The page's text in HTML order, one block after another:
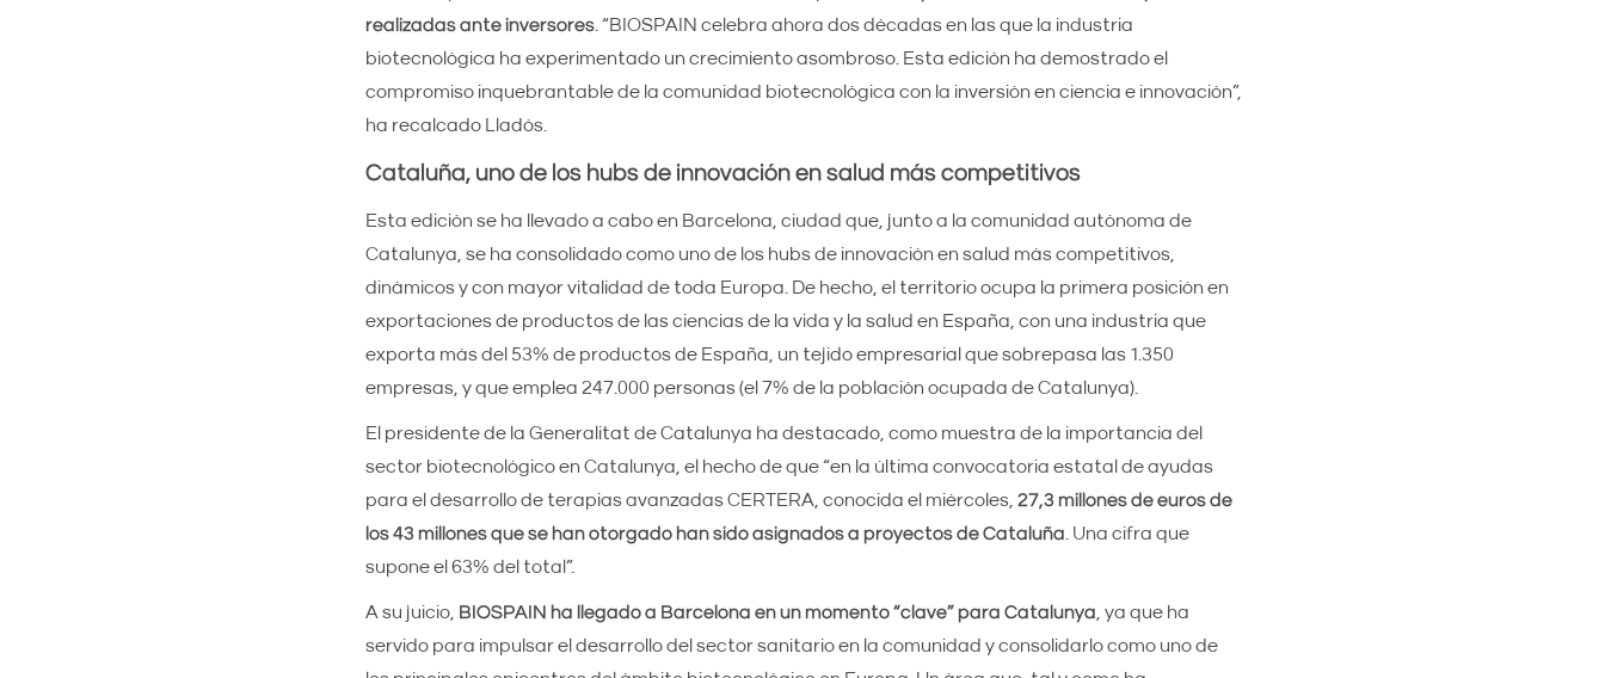
realizadas ante inversores. “BIOSPAIN celebra ahora dos décadas en las que la industria
biotecnológica ha experimentado un crecimiento asombroso. Esta edición ha demostrado el
compromiso inquebrantable de la comunidad biotecnológica con la inversión en ciencia e innovación”,
ha recalcado Lladós.
Cataluña, uno de los hubs de innovación en salud más competitivos
Esta edición se ha llevado a cabo en Barcelona, ciudad que, junto a la comunidad autónoma de
Catalunya, se ha consolidado como uno de los hubs de innovación en salud más competitivos,
dinámicos y con mayor vitalidad de toda Europa. De hecho, el territorio ocupa la primera posición en
exportaciones de productos de las ciencias de la vida y la salud en España, con una industria que
exporta más del 53% de productos de España, un tejido empresarial que sobrepasa las 1.350
empresas, y que emplea 247.000 personas (el 7% de la población ocupada de Catalunya).
El presidente de la Generalitat de Catalunya ha destacado, como muestra de la importancia del
sector biotecnológico en Catalunya, el hecho de que “en la última convocatoria estatal de ayudas
para el desarrollo de terapias avanzadas CERTERA, conocida el miércoles, 27,3 millones de euros de
los 43 millones que se han otorgado han sido asignados a proyectos de Cataluña . Una cifra que
supone el 63% del total”.
A su juicio, BIOSPAIN ha llegado a Barcelona en un momento “clave” para Catalunya , ya que ha
servido para impulsar el desarrollo del sector sanitario en la comunidad y consolidarlo como uno de